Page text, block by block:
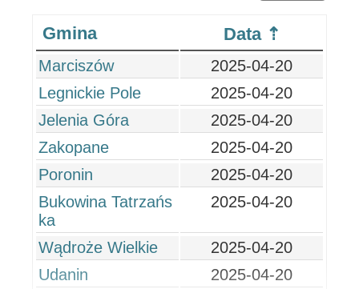
Gmina Data
Marciszów
2025-04-20
Legnickie Pole
2025-04-20
Jelenia Góra
2025-04-20
Zakopane
2025-04-20
Poronin
2025-04-20
Bukowina Tatrzańs
ka
2025-04-20
Wądroże Wielkie
2025-04-20
Udanin
2025-04-20